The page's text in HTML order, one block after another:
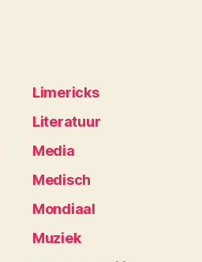
Limericks
Literatuur
Media
Medisch
Mondiaal
Muziek